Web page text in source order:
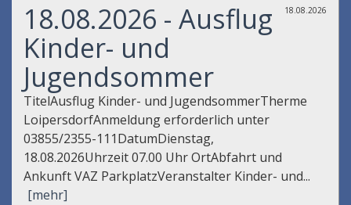
18.08.2026
18.08.2026 - Ausflug
Kinder- und
Jugendsommer
TitelAusflug Kinder- und JugendsommerTherme
LoipersdorfAnmeldung erforderlich unter
03855/2355-111DatumDienstag,
18.08.2026Uhrzeit 07.00 Uhr OrtAbfahrt und
Ankunft VAZ ParkplatzVeranstalter Kinder- und...
[mehr]